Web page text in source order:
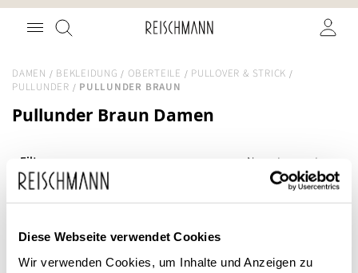
Diese Webseite verwendet Cookies
Wir verwenden Cookies, um Inhalte und Anzeigen zu
Zum
Inhalt
Suche
DAMEN BEKLEIDUNG OBERTEILE
PULLOVER & STRICK
PULLUNDER
PULLUNDER BRAUN
Pullunder Braun Damen
Filter